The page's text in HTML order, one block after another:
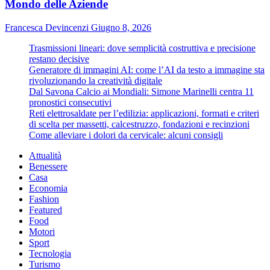
Mondo delle Aziende
Francesca Devincenzi Giugno 8, 2026
Trasmissioni lineari: dove semplicità costruttiva e precisione
restano decisive
Generatore di immagini AI: come l’AI da testo a immagine sta
rivoluzionando la creatività digitale
Dal Savona Calcio ai Mondiali: Simone Marinelli centra 11
pronostici consecutivi
Reti elettrosaldate per l’edilizia: applicazioni, formati e criteri
di scelta per massetti, calcestruzzo, fondazioni e recinzioni
Come alleviare i dolori da cervicale: alcuni consigli
Attualità
Benessere
Casa
Economia
Fashion
Featured
Food
Motori
Sport
Tecnologia
Turismo